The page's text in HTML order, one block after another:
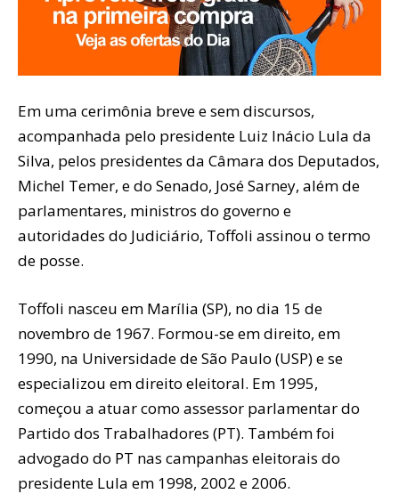
Em uma cerimônia breve e sem discursos,
acompanhada pelo presidente Luiz Inácio Lula da
Silva, pelos presidentes da Câmara dos Deputados,
Michel Temer, e do Senado, José Sarney, além de
parlamentares, ministros do governo e
autoridades do Judiciário, Toffoli assinou o termo
de posse.
Toffoli nasceu em Marília (SP), no dia 15 de
novembro de 1967. Formou-se em direito, em
1990, na Universidade de São Paulo (USP) e se
especializou em direito eleitoral. Em 1995,
começou a atuar como assessor parlamentar do
Partido dos Trabalhadores (PT). Também foi
advogado do PT nas campanhas eleitorais do
presidente Lula em 1998, 2002 e 2006.